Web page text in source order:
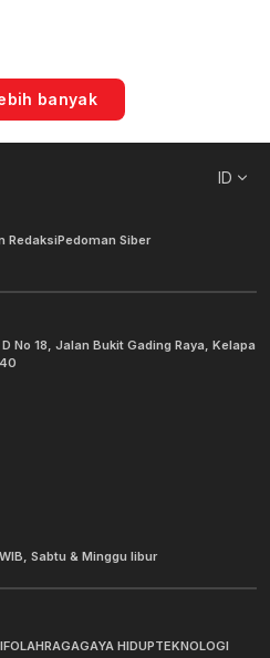
banyak
ID
RedaksiPedoman Siber
No 18, Jalan Bukit Gading Raya, Kelapa
Sabtu & Minggu libur
OLAHRAGAGAYA HIDUPTEKNOLOGI